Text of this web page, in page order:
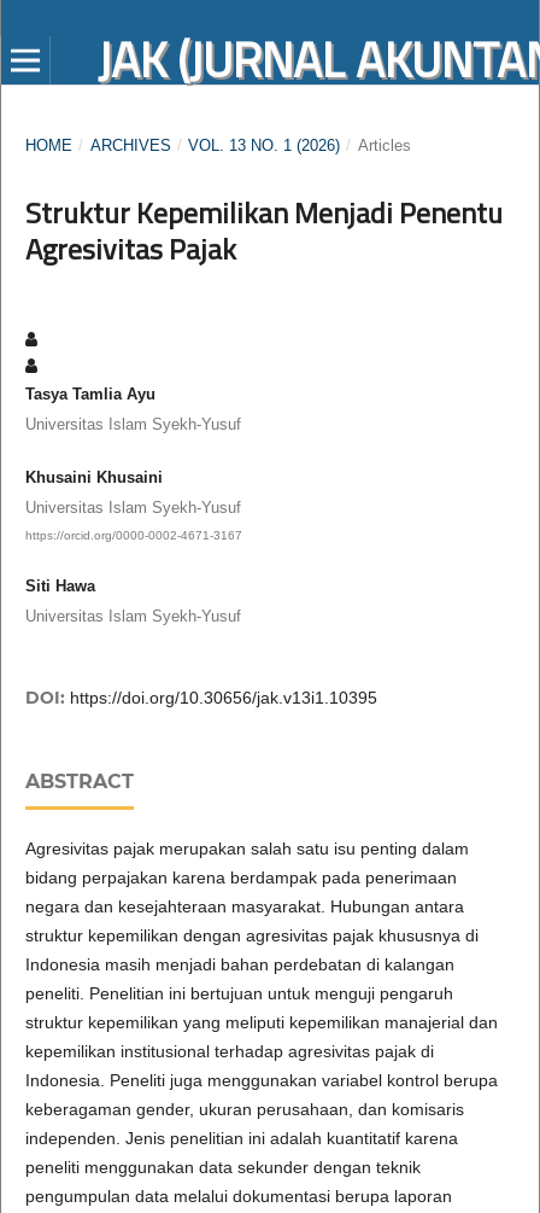
JAK (JURNAL
HOME / ARCHIVES / VOL. 13 NO. 1 (2026) / Articles
Struktur Kepemilikan Menjadi Penentu
Agresivitas Pajak
Tasya Tamlia Ayu
Universitas Islam Syekh-Yusuf
Khusaini Khusaini
Universitas Islam Syekh-Yusuf
https://orcid.org/0000-0002-4671-3167
Siti Hawa
Universitas Islam Syekh-Yusuf
DOI: https://doi.org/10.30656/jak.v13i1.10395
ABSTRACT
Agresivitas pajak merupakan salah satu isu penting dalam
bidang perpajakan karena berdampak pada penerimaan
negara dan kesejahteraan masyarakat. Hubungan antara
struktur kepemilikan dengan agresivitas pajak khususnya di
Indonesia masih menjadi bahan perdebatan di kalangan
peneliti. Penelitian ini bertujuan untuk menguji pengaruh
struktur kepemilikan yang meliputi kepemilikan manajerial dan
kepemilikan institusional terhadap agresivitas pajak di
Indonesia. Peneliti juga menggunakan variabel kontrol berupa
keberagaman gender, ukuran perusahaan, dan komisaris
independen. Jenis penelitian ini adalah kuantitatif karena
peneliti menggunakan data sekunder dengan teknik
pengumpulan data melalui dokumentasi berupa laporan